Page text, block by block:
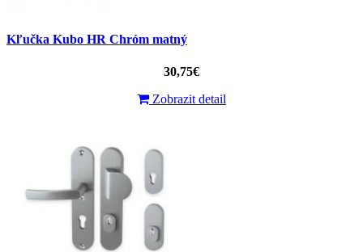
Kľučka Kubo HR Chróm matný
30,75€
Zobrazit detail